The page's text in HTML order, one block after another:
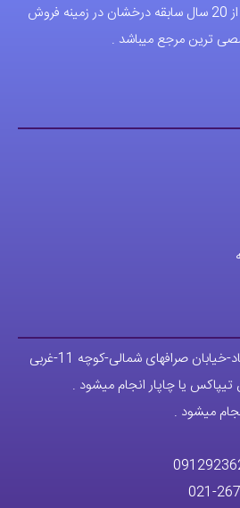
از خرید را تجربه کنید.
فروشگاه اقای خاص با بیش از 20 سال سابقه درخشان در زمینه فروش
صرافهای شمالی-کوچه 11-غربی
یا چاپار انجام میشود .
میشود .